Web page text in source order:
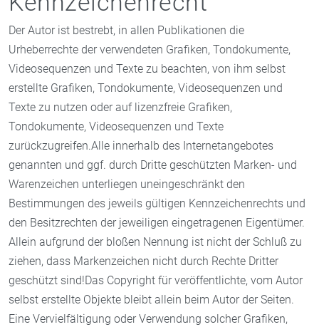
Der Autor ist bestrebt, in allen Publikationen die
Urheberrechte der verwendeten Grafiken, Tondokumente,
Videosequenzen und Texte zu beachten, von ihm selbst
erstellte Grafiken, Tondokumente, Videosequenzen und
Texte zu nutzen oder auf lizenzfreie Grafiken,
Tondokumente, Videosequenzen und Texte
zurückzugreifen.Alle innerhalb des Internetangebotes
genannten und ggf. durch Dritte geschützten Marken- und
Warenzeichen unterliegen uneingeschränkt den
Bestimmungen des jeweils gültigen Kennzeichenrechts und
den Besitzrechten der jeweiligen eingetragenen Eigentümer.
Allein aufgrund der bloßen Nennung ist nicht der Schluß zu
ziehen, dass Markenzeichen nicht durch Rechte Dritter
geschützt sind!Das Copyright für veröffentlichte, vom Autor
selbst erstellte Objekte bleibt allein beim Autor der Seiten.
Eine Vervielfältigung oder Verwendung solcher Grafiken,